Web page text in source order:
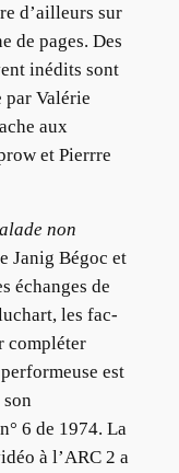
d’ailleurs sur
de pages. Des
inédits sont
par Valérie
aux
et Pierrre
non
Janig Bégoc et
échanges de
les fac-
compléter
est
n° 6 de 1974. La
à l’ARC 2 a